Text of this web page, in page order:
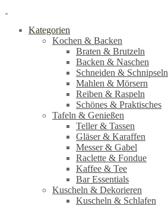
Kategorien
Kochen & Backen
Braten & Brutzeln
Backen & Naschen
Schneiden & Schnipseln
Mahlen & Mörsern
Reiben & Raspeln
Schönes & Praktisches
Tafeln & Genießen
Teller & Tassen
Gläser & Karaffen
Messer & Gabel
Raclette & Fondue
Kaffee & Tee
Bar Essentials
Kuscheln & Dekorieren
Kuscheln & Schlafen